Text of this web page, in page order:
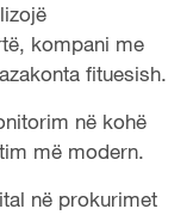
kompani me
fituesish.
në kohë
më modern.
në prokurimet